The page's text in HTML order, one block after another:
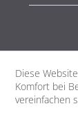
Diese
Komfort bei
vereinfachen